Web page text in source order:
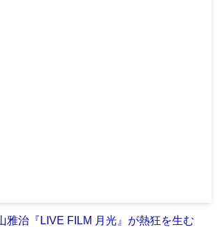
雅治『LIVE FILM 月光』が熱狂を生む